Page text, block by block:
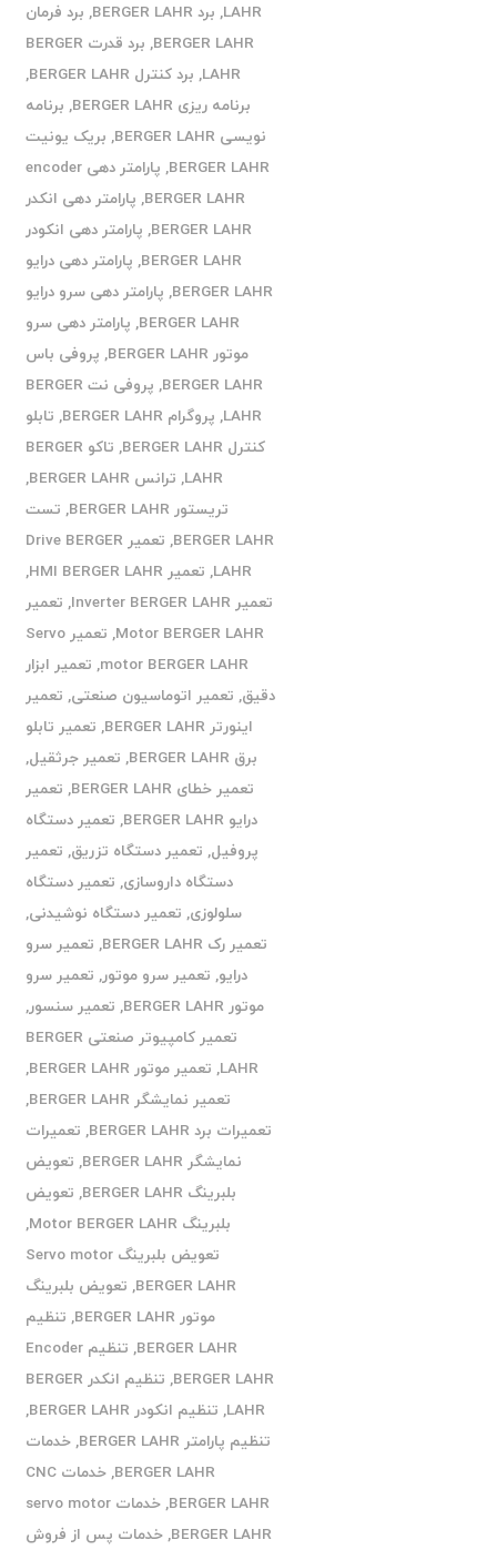
LAHR
, برد BERGER LAHR , برد فرمان
BERGER LAHR
,
برد قدرت BERGER
LAHR
, برد کنترل BERGER LAHR
,
برنامه ریزی BERGER LAHR
, برنامه
نویسی BERGER LAHR
, بریک یونیت
BERGER LAHR
,
پارامتر دهی encoder
BERGER LAHR
, پارامتر دهی انکدر
BERGER LAHR
, پارامتر دهی انکودر
BERGER LAHR
, پارامتر دهی درایو
BERGER LAHR
, پارامتر دهی سرو درایو
BERGER LAHR
, پارامتر دهی سرو
موتور BERGER LAHR
, پروفی باس
BERGER LAHR
,
پروفی نت BERGER
LAHR
, پروگرام BERGER LAHR , تابلو
کنترل BERGER LAHR
,
تاکو BERGER
LAHR
, ترانس BERGER LAHR
,
تریستور BERGER LAHR
, تست
BERGER LAHR
,
تعمیر Drive BERGER
LAHR
, تعمیر HMI BERGER LAHR
,
تعمیر Inverter BERGER LAHR
, تعمیر
Motor BERGER LAHR
,
تعمیر Servo
motor BERGER LAHR
, تعمیر ابزار
دقیق, تعمیر اتوماسیون صنعتی, تعمیر
اینورتر BERGER LAHR
, تعمیر تابلو
برق BERGER LAHR
, تعمیر جرثقیل,
تعمیر خطای BERGER LAHR
, تعمیر
درایو BERGER LAHR
, تعمیر دستگاه
پروفیل, تعمیر دستگاه تزریق, تعمیر
دستگاه داروسازی, تعمیر دستگاه
سلولوزی, تعمیر دستگاه نوشیدنی,
تعمیر رک BERGER LAHR
, تعمیر سرو
درایو, تعمیر سرو موتور, تعمیر سرو
موتور BERGER LAHR
, تعمیر سنسور,
تعمیر کامپیوتر صنعتی BERGER
LAHR
, تعمیر موتور BERGER LAHR
,
تعمیر نمایشگر BERGER LAHR
,
تعمیرات برد BERGER LAHR
, تعمیرات
نمایشگر BERGER LAHR
, تعویض
بلبرینگ BERGER LAHR
, تعویض
بلبرینگ Motor BERGER LAHR
,
تعویض بلبرینگ Servo motor
BERGER LAHR
, تعویض بلبرینگ
موتور BERGER LAHR
, تنظیم
BERGER LAHR
,
تنظیم Encoder
BERGER LAHR
,
تنظیم انکدر BERGER
LAHR
, تنظیم انکودر BERGER LAHR
,
تنظیم پارامتر BERGER LAHR
,خدمات
BERGER LAHR
,
خدمات CNC
BERGER LAHR
,
خدمات servo motor
BERGER LAHR
,خدمات پس از فروش